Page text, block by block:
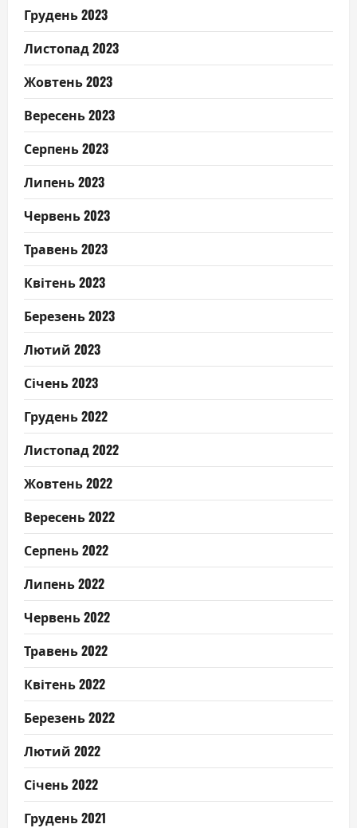
Грудень 2023
Листопад 2023
Жовтень 2023
Вересень 2023
Серпень 2023
Липень 2023
Червень 2023
Травень 2023
Квітень 2023
Березень 2023
Лютий 2023
Січень 2023
Грудень 2022
Листопад 2022
Жовтень 2022
Вересень 2022
Серпень 2022
Липень 2022
Червень 2022
Травень 2022
Квітень 2022
Березень 2022
Лютий 2022
Січень 2022
Грудень 2021